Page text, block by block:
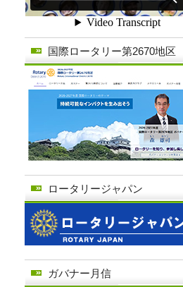
国際ロータリー第2670地区
ロータリージャパン
ガバナー月信